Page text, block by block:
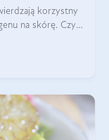
korzystny
na skórę. Czy